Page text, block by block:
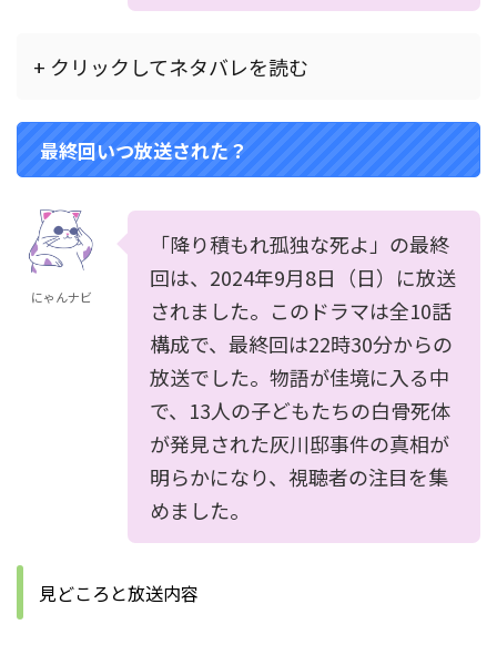
+ クリックしてネタバレを読む
最終回いつ放送された？
にゃんナビ
「降り積もれ孤独な死よ」の最終
回は、2024年9月8日（日）に放送
されました。このドラマは全10話
構成で、最終回は22時30分からの
放送でした。物語が佳境に入る中
で、13人の子どもたちの白骨死体
が発見された灰川邸事件の真相が
明らかになり、視聴者の注目を集
めました。
見どころと放送内容